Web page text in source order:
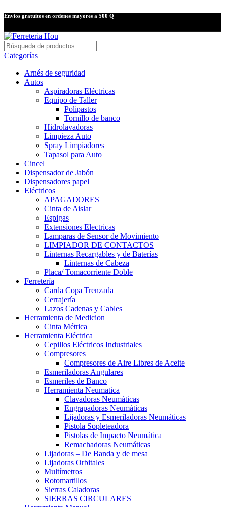
Envíos gratuitos en ordenes mayores a 500 Q
Categorías
Arnés de seguridad
Autos
Aspiradoras Eléctricas
Equipo de Taller
Polipastos
Tornillo de banco
Hidrolavadoras
Limpieza Auto
Spray Limpiadores
Tapasol para Auto
Cincel
Dispensador de Jabón
Dispensadores papel
Eléctricos
APAGADORES
Cinta de Aislar
Espigas
Extensiones Electricas
Lamparas de Sensor de Movimiento
LIMPIADOR DE CONTACTOS
Linternas Recargables y de Baterías
Linternas de Cabeza
Placa/ Tomacorriente Doble
Ferretería
Carda Copa Trenzada
Cerrajería
Lazos Cadenas y Cables
Herramienta de Medicion
Cinta Métrica
Herramienta Eléctrica
Cepillos Eléctricos Industriales
Compresores
Compresores de Aire Libres de Aceite
Esmeriladoras Angulares
Esmeriles de Banco
Herramienta Neumatica
Clavadoras Neumáticas
Engrapadoras Neumáticas
Lijadoras y Esmeriladoras Neumáticas
Pistola Sopleteadora
Pistolas de Impacto Neumática
Remachadoras Neumáticas
Lijadoras – De Banda y de mesa
Lijadoras Orbitales
Multímetros
Rotomartillos
Sierras Caladoras
SIERRAS CIRCULARES